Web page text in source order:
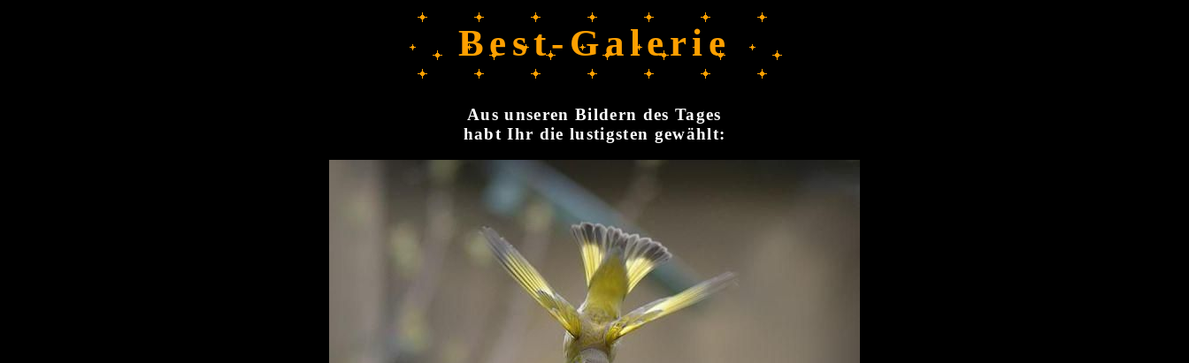
Best-Galerie
Aus unseren Bildern des Tages
habt Ihr die lustigsten gewählt: